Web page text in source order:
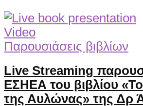
Video
Παρουσιάσεις βιβλίων
Live Streaming
ΕΣΗΕΑ του βιβλίου
της Αυλώνας» της Δρ